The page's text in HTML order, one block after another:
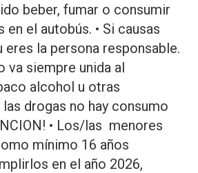
beber, fumar o consumir
el autobús. • Si causas
la persona responsable.
va siempre unida al
alcohol u otras
drogas no hay consumo
• Los/las menores
mínimo 16 años
en el año 2026,